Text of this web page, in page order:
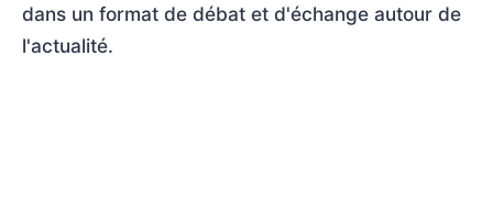
dans un format de débat et d'échange autour de
l'actualité.